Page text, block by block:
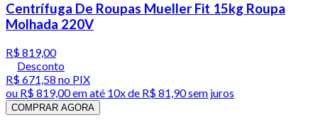
Centrífuga De Roupas Mueller Fit 15kg Roupa
Molhada 220V
R$ 819,00
Desconto
R$ 671,58 no PIX
ou R$ 819,00em até 10x de R$ 81,90 sem juros
COMPRAR AGORA